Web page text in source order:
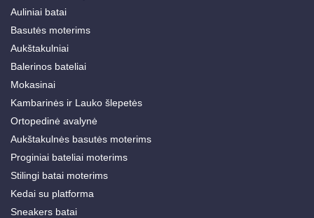
Auliniai batai
Basutės moterims
Aukštakulniai
Balerinos bateliai
Mokasinai
Kambarinės ir Lauko šlepetės
Ortopedinė avalynė
Aukštakulnės basutės moterims
Proginiai bateliai moterims
Stilingi batai moterims
Kedai su platforma
Sneakers batai